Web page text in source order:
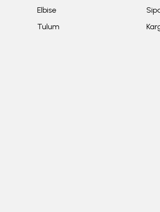
Elbise
Tulum